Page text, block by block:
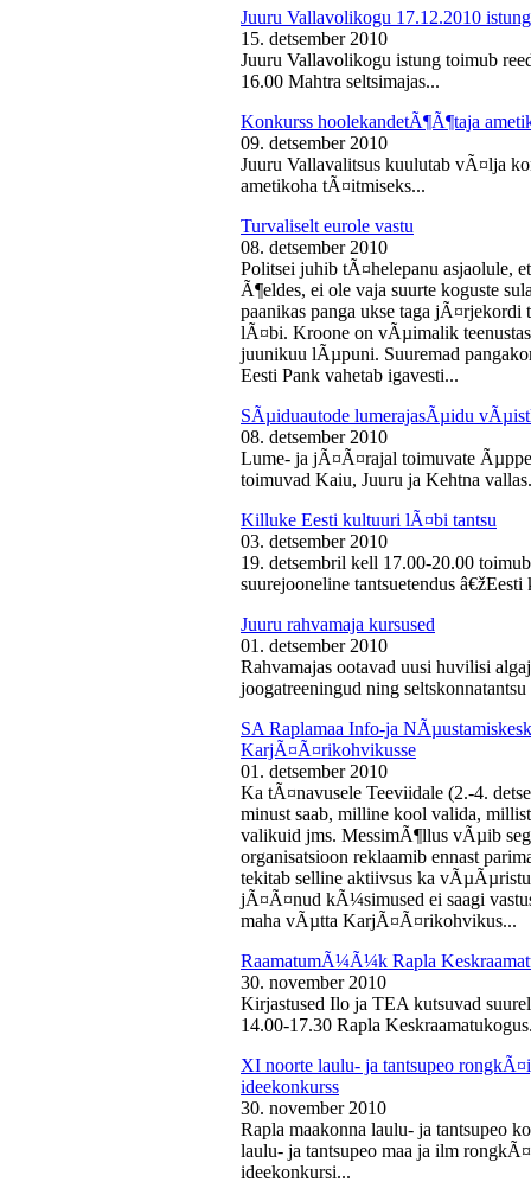
Juuru Vallavolikogu 17.12.2010 istung
15. detsember 2010
Juuru Vallavolikogu istung toimub
16.00 Mahtra seltsimajas...
Konkurss hoolekandetÃ¶Ã¶taja
09. detsember 2010
Juuru Vallavalitsus kuulutab vÃ¤lja
ametikoha tÃ¤itmiseks...
Turvaliselt eurole vastu
08. detsember 2010
Politsei juhib tÃ¤helepanu asjaolule,
Ã¶eldes, ei ole vaja suurte koguste
paanikas panga ukse taga
lÃ¤bi. Kroone on vÃµimalik
juunikuu lÃµpuni. Suuremad
Eesti Pank vahetab igavesti...
SÃµiduautode lumerajasÃµidu
08. detsember 2010
Lume- ja jÃ¤Ã¤rajal toimuvate
toimuvad Kaiu, Juuru ja Kehtna
Killuke Eesti kultuuri lÃ¤bi tantsu
03. detsember 2010
19. detsembril kell 17.00-20.00
suurejooneline tantsuetendus
Juuru rahvamaja kursused
01. detsember 2010
Rahvamajas ootavad uusi huvilisi
joogatreeningud ning seltskonnatantsu
SA Raplamaa Info-ja
KarjÃ¤Ã¤rikohvikusse
01. detsember 2010
Ka tÃ¤navusele Teeviidale (2.-4.
minust saab, milline kool valida,
valikuid jms. MessimÃ¶llus vÃµib
organisatsioon reklaamib ennast
tekitab selline aktiivsus ka
jÃ¤Ã¤nud kÃ¼simused ei saagi
maha vÃµtta KarjÃ¤Ã¤rikohvikus...
RaamatumÃ¼Ã¼k Rapla
30. november 2010
Kirjastused Ilo ja TEA kutsuvad
14.00-17.30 Rapla
XI noorte laulu- ja tantsupeo
ideekonkurss
30. november 2010
Rapla maakonna laulu- ja tantsupeo
laulu- ja tantsupeo maa ja ilm
ideekonkursi...